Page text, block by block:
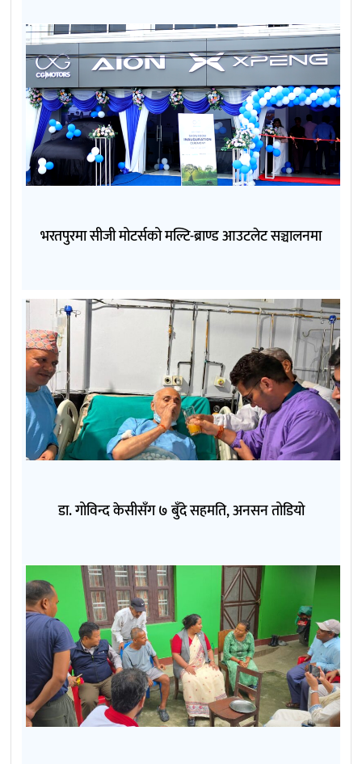
भरतपुरमा सीजी मोटर्सको मल्टि-ब्राण्ड आउटलेट सञ्चालनमा
डा. गोविन्द केसीसँग ७ बुँदे सहमति, अनसन तोडियो